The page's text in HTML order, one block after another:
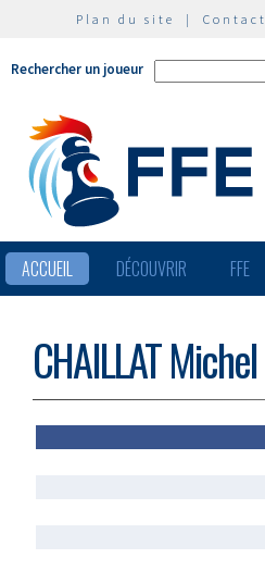
Plan du site | Contact
Rechercher un joueur
ACCUEIL DÉCOUVRIR FFE
CHAILLAT Michel